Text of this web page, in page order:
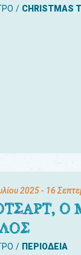
CHRISTMAS
2025- 16
Ο
ΠΕΡΙΟΔΕΙΑ